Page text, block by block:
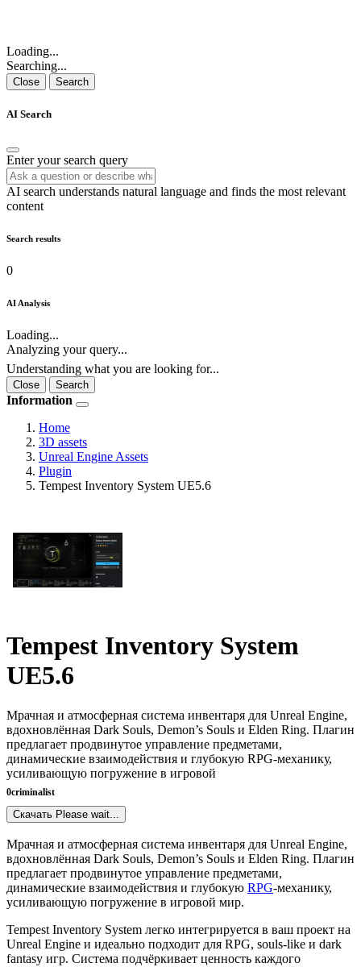
Loading...
Searching...
Close Search
AI Search
Enter your search query
AI search understands natural language and finds the most relevant
content
Search results
0
AI Analysis
Loading...
Analyzing your query...
Understanding what you are looking for...
Close Search
Information
Home
3D assets
Unreal Engine Assets
Plugin
Tempest Inventory System UE5.6
Tempest Inventory System
UE5.6
Мрачная и атмосферная система инвентаря для Unreal Engine,
вдохновлённая Dark Souls, Demon’s Souls и Elden Ring. Плагин
предлагает продвинутое управление предметами,
динамические взаимодействия и глубокую RPG-механику,
усиливающую погружение в игровой
0criminalist
Скачать Please wait...
Мрачная и атмосферная система инвентаря для Unreal Engine,
вдохновлённая Dark Souls, Demon’s Souls и Elden Ring. Плагин
предлагает продвинутое управление предметами,
динамические взаимодействия и глубокую RPG-механику,
усиливающую погружение в игровой мир.
Tempest Inventory System легко интегрируется в ваш проект на
Unreal Engine и идеально подходит для RPG, souls-like и dark
fantasy игр. Система подчёркивает ценность каждого